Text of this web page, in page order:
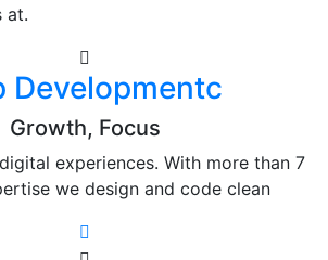
at.
Developmentc
Growth, Focus
experiences. With more than 7
we design and code clean